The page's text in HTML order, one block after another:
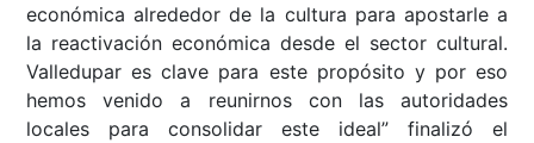
económica alrededor de la cultura para apostarle a
la reactivación económica desde el sector cultural.
Valledupar es clave para este propósito y por eso
hemos venido a reunirnos con las autoridades
locales para consolidar este ideal” finalizó el